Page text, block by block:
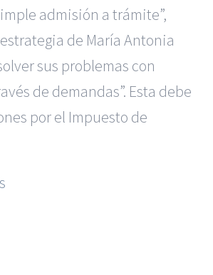
admisión a trámite”,
de María Antonia
sus problemas con
de demandas”. Esta debe
por el Impuesto de
|BGD Abogados Murcia
Firma |
Abogados
Alicante
-